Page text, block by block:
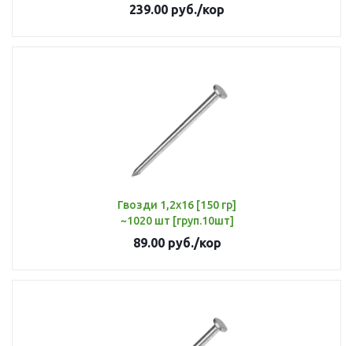
239.00 руб./кор
Гвозди 1,2х16 [150 гр]
~1020 шт [груп.10шт]
89.00руб./кор